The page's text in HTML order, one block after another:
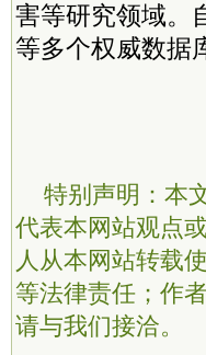
害等研究领域。
等多个权威数据
特别声明：本
代表本网站观点
人从本网站转载
等法律责任；作
请与我们接洽。